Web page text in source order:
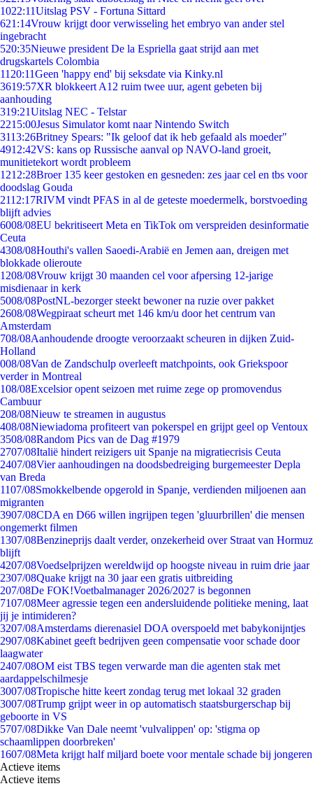
1022:11Uitslag PSV - Fortuna Sittard
621:14Vrouw krijgt door verwisseling het embryo van ander stel
ingebracht
520:35Nieuwe president De la Espriella gaat strijd aan met
drugskartels Colombia
11 20:11Geen 'happy end' bij seksdate via Kinky.nl
3619:57XR blokkeert A12 ruim twee uur, agent gebeten bij
aanhouding
319:21Uitslag NEC - Telstar
2215:00Jesus Simulator komt naar Nintendo Switch
3113:26Britney Spears: "Ik geloof dat ik heb gefaald als moeder"
4912:42VS: kans op Russische aanval op NAVO-land groeit,
munitietekort wordt probleem
1212:28Broer 135 keer gestoken en gesneden: zes jaar cel en tbs voor
doodslag Gouda
2112:17RIVM vindt PFAS in al de geteste moedermelk, borstvoeding
blijft advies
6008/08EU bekritiseert Meta en TikTok om verspreiden desinformatie
Ceuta
4308/08Houthi's vallen Saoedi-Arabië en Jemen aan, dreigen met
blokkade olieroute
1208/08Vrouw krijgt 30 maanden cel voor afpersing 12-jarige
misdienaar in kerk
5008/08PostNL-bezorger steekt bewoner na ruzie over pakket
2608/08Wegpiraat scheurt met 146 km/u door het centrum van
Amsterdam
708/08Aanhoudende droogte veroorzaakt scheuren in dijken Zuid-
Holland
008/08Van de Zandschulp overleeft matchpoints, ook Griekspoor
verder in Montreal
108/08Excelsior opent seizoen met ruime zege op promovendus
Cambuur
208/08Nieuw te streamen in augustus
408/08Niewiadoma profiteert van pokerspel en grijpt geel op Ventoux
3508/08Random Pics van de Dag #1979
2707/08Italië hindert reizigers uit Spanje na migratiecrisis Ceuta
2407/08Vier aanhoudingen na doodsbedreiging burgemeester Depla
van Breda
1107/08Smokkelbende opgerold in Spanje, verdienden miljoenen aan
migranten
3907/08CDA en D66 willen ingrijpen tegen 'gluurbrillen' die mensen
ongemerkt filmen
1307/08Benzineprijs daalt verder, onzekerheid over Straat van Hormuz
blijft
4207/08Voedselprijzen wereldwijd op hoogste niveau in ruim drie jaar
2307/08Quake krijgt na 30 jaar een gratis uitbreiding
207/08De FOK!Voetbalmanager 2026/2027 is begonnen
7107/08Meer agressie tegen een andersluidende politieke mening, laat
jij je intimideren?
3207/08Amsterdams dierenasiel DOA overspoeld met babykonijntjes
2907/08Kabinet geeft bedrijven geen compensatie voor schade door
laagwater
2407/08OM eist TBS tegen verwarde man die agenten stak met
aardappelschilmesje
3007/08Tropische hitte keert zondag terug met lokaal 32 graden
3007/08Trump grijpt weer in op automatisch staatsburgerschap bij
geboorte in VS
5707/08Dikke Van Dale neemt 'vulvalippen' op: 'stigma op
schaamlippen doorbreken'
1607/08Meta krijgt half miljard boete voor mentale schade bij jongeren
Actieve items
Actieve items